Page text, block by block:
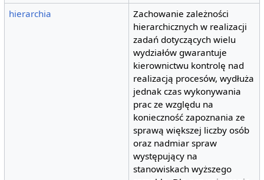
hierarchia
Zachowanie zależności
hierarchicznych w realizacji
zadań dotyczących wielu
wydziałów gwarantuje
kierownictwu kontrolę nad
realizacją procesów, wydłuża
jednak czas wykonywania
prac ze względu na
konieczność zapoznania ze
sprawą większej liczby osób
oraz nadmiar spraw
występujący na
stanowiskach wyższego